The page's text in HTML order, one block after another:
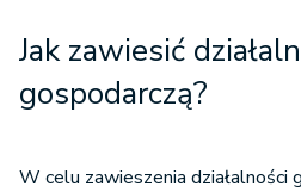
Jak zawiesić
gospodarczą?
W celu zawieszenia działalności